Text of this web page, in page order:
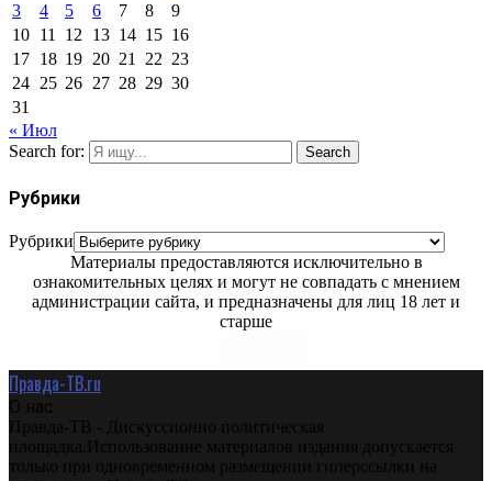
3
4 5 6 7 8
9
10 11 12 13 14 15 16
17 18 19 20 21 22 23
24 25 26 27 28 29 30
31
« Июл
Search for:
Search
Рубрики
Рубрики
Материалы предоставляются исключительно в
ознакомительных целях и могут не совпадать с мнением
администрации сайта, и предназначены для лиц 18 лет и
старше
Правда-ТВ.ru
О нас
Правда-ТВ - Дискуссионно политическая
площадка.Использование материалов издания допускается
только при одновременном размещении гиперссылки на